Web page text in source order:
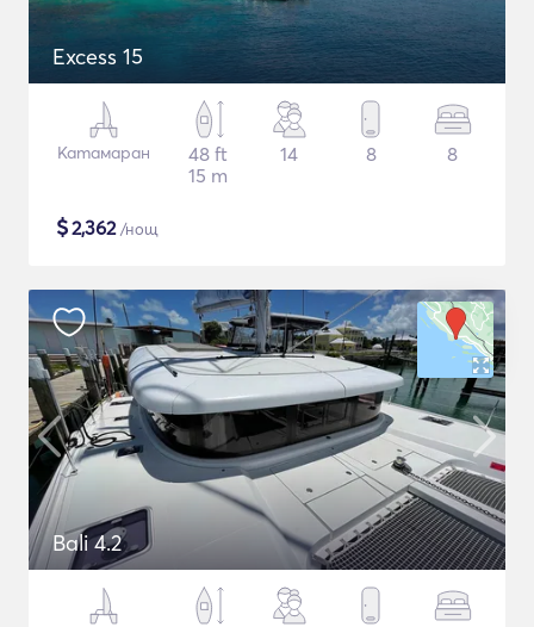
Excess 15
Катамаран
48 ft
15 m
14 8 8
$2,362/нощ
Bali 4.2